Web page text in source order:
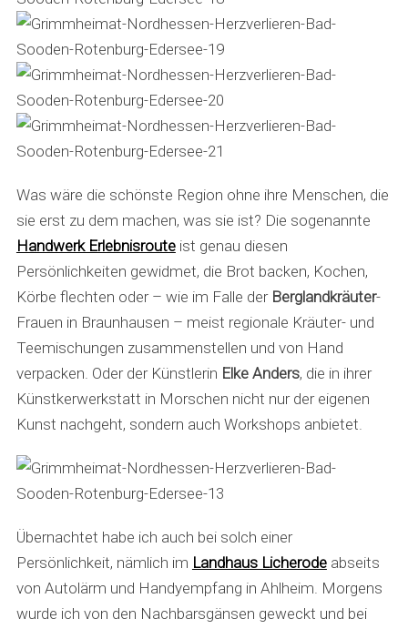
Was wäre die schönste Region ohne ihre Menschen, die
sie erst zu dem machen, was sie ist? Die sogenannte
Handwerk Erlebnisrouteist genau diesen
Persönlichkeiten gewidmet, die Brot backen, Kochen,
Körbe flechten oder – wie im Falle der Berglandkräuter-
Frauen in Braunhausen – meist regionale Kräuter- und
Teemischungen zusammenstellen und von Hand
verpacken. Oder der Künstlerin Elke Anders, die in ihrer
Künstkerwerkstatt in Morschen nicht nur der eigenen
Kunst nachgeht, sondern auch Workshops anbietet.
Übernachtet habe ich auch bei solch einer
Persönlichkeit, nämlich im Landhaus Licherodeabseits
von Autolärm und Handyempfang in Ahlheim. Morgens
wurde ich von den Nachbarsgänsen geweckt und bei